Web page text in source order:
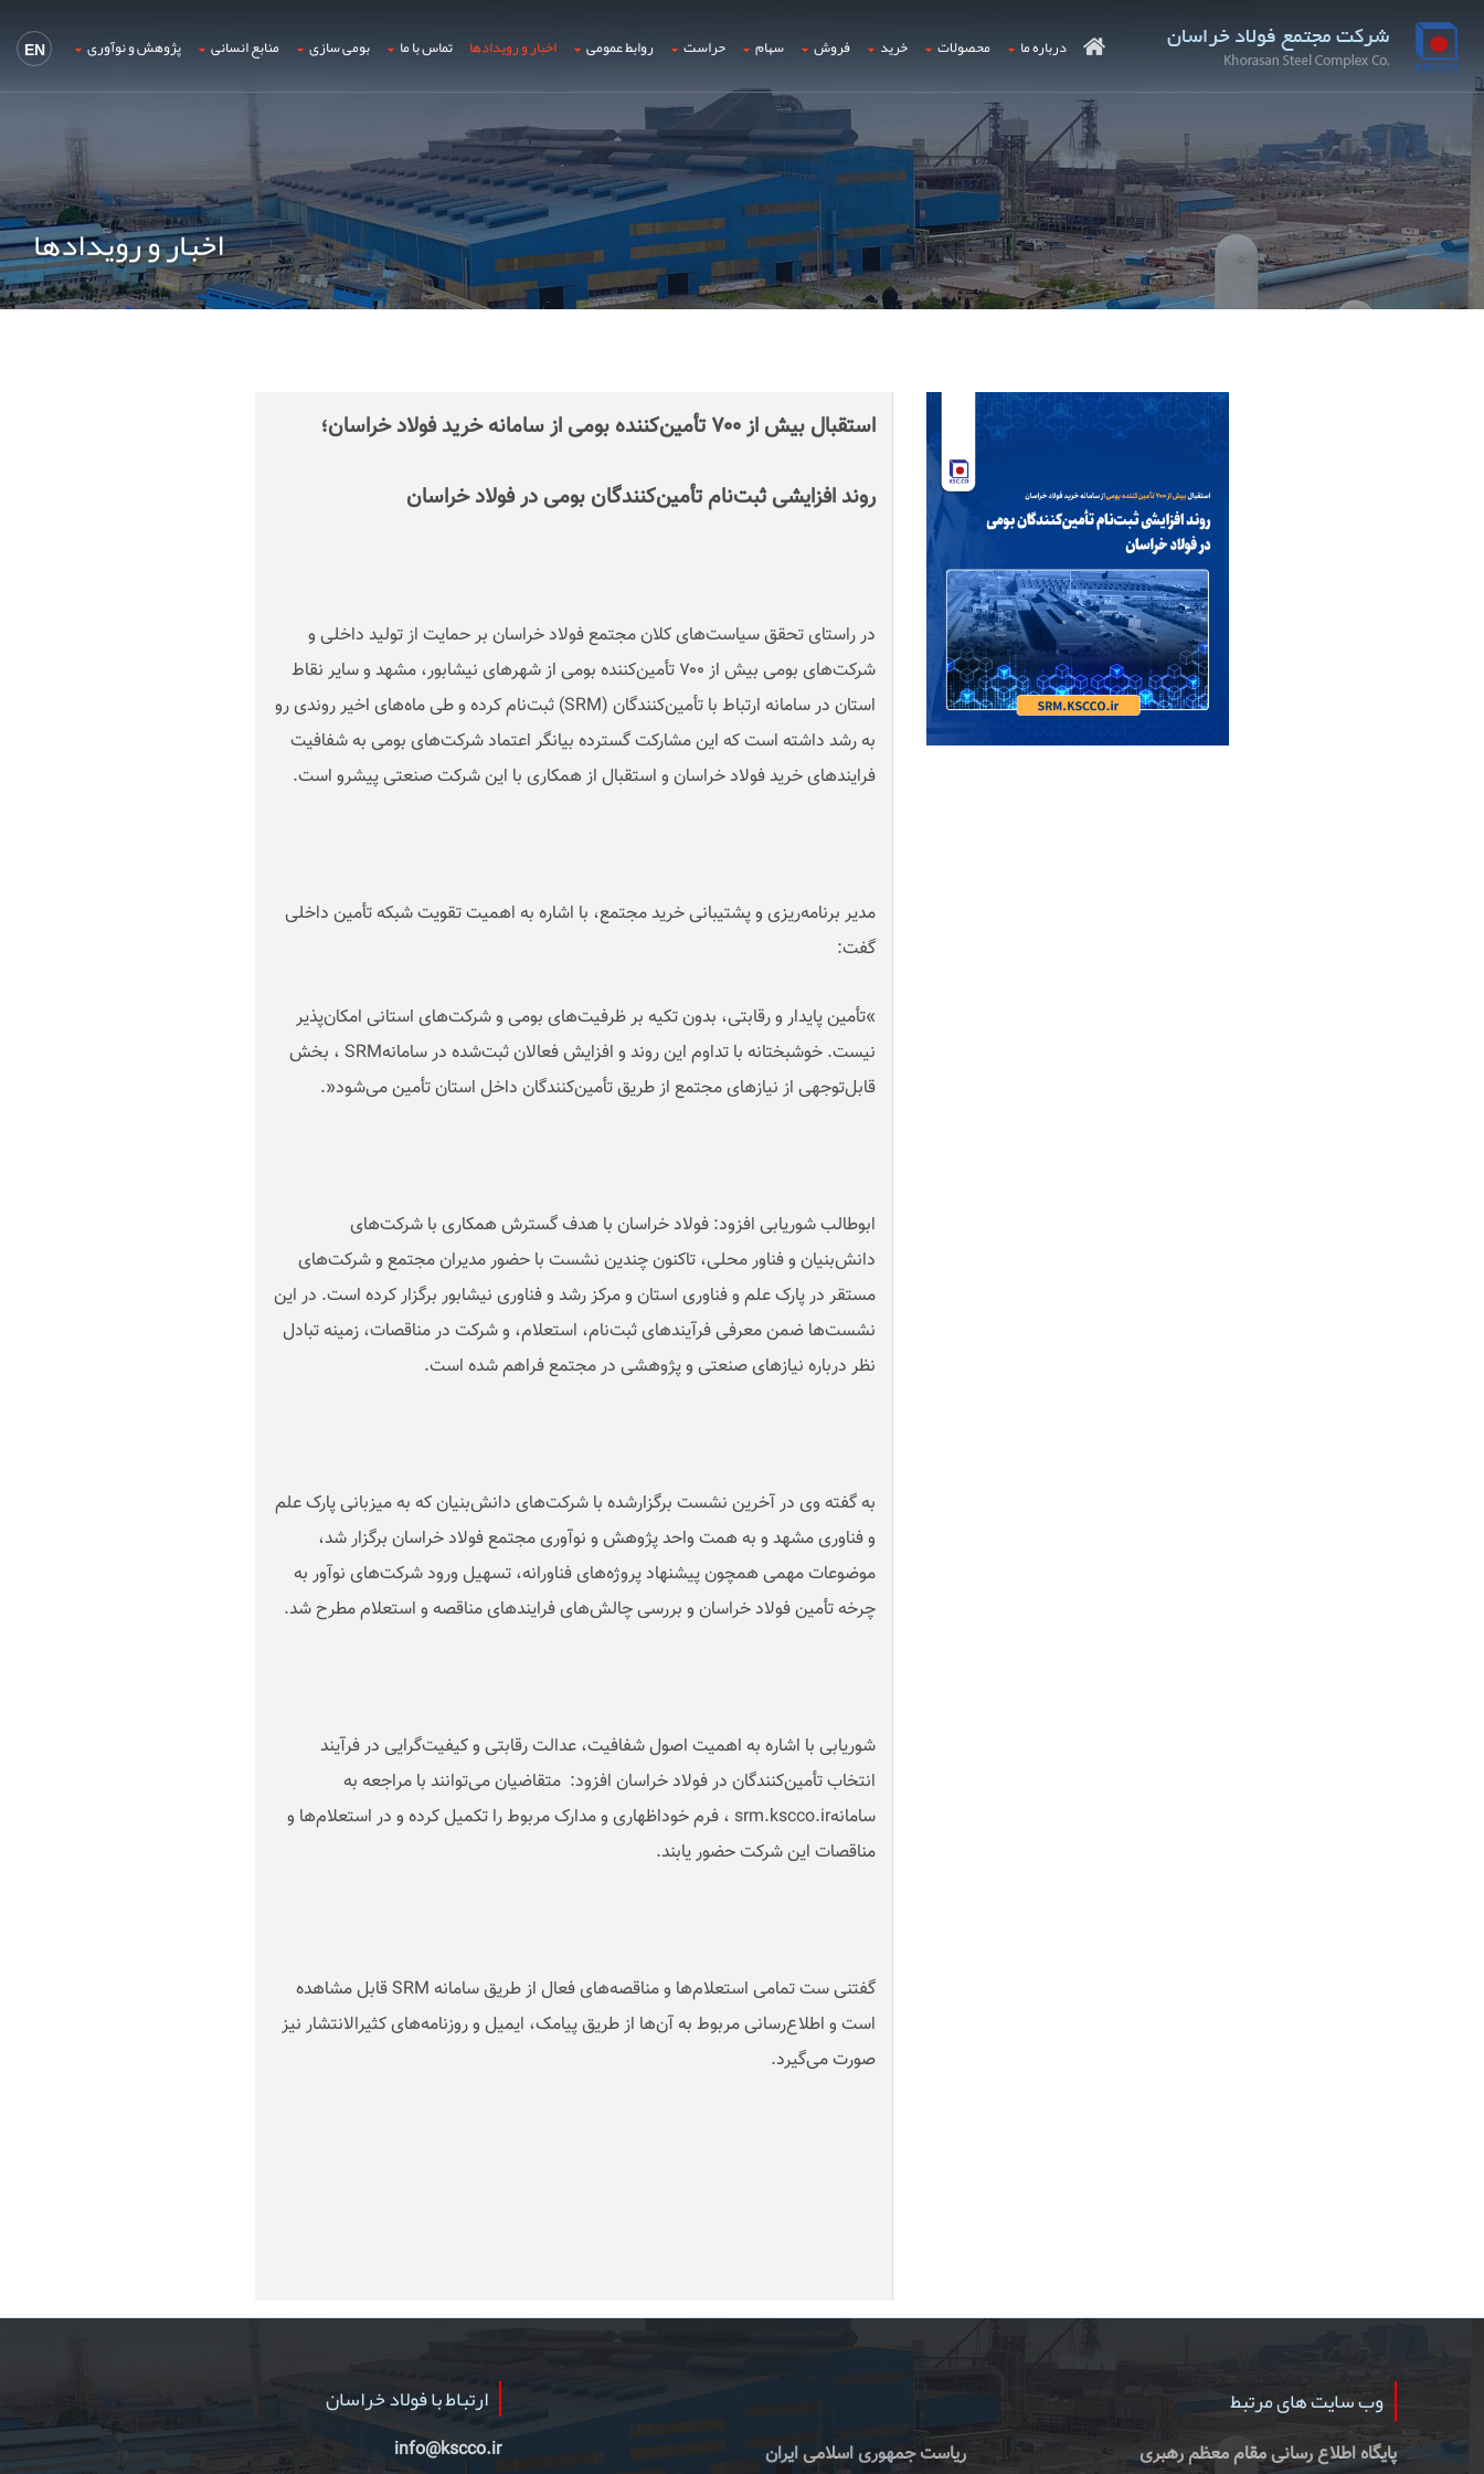
EN درباره ما محصولات خرید فروش سهام حراست روابط عمومی اخبار و رویدادها تماس با ما بومی سازی منابع انسانی پژوهش و نوآوری
اخبار و رویدادها
استقبال بیش از ۷۰۰ تأمین‌کننده بومی از سامانه خرید فولاد خراسان؛
روند افزایشی ثبت‌نام تأمین‌کنندگان بومی در فولاد خراسان
در راستای تحقق سیاست‌های کلان مجتمع فولاد خراسان بر حمایت از تولید داخلی و
شرکت‌های بومی بیش از ۷۰۰ تأمین‌کننده بومی از شهرهای نیشابور، مشهد و سایر نقاط
استان در سامانه ارتباط با تأمین‌کنندگان(SRM) ثبت‌نام کرده و طی ماه‌های اخیر روندی رو
به رشد داشته است که این مشارکت گسترده بیانگر اعتماد شرکت‌های بومی به شفافیت
فرایندهای خرید فولاد خراسان و استقبال از همکاری با این شرکت صنعتی پیشرو است.
مدیر برنامه‌ریزی و پشتیبانی خرید مجتمع، با اشاره به اهمیت تقویت شبکه تأمین داخلی
گفت:
«تأمین پایدار و رقابتی، بدون تکیه بر ظرفیت‌های بومی و شرکت‌های استانی امکان‌پذیر
نیست. خوشبختانه با تداوم این روند و افزایش فعالان ثبت‌شده در سامانهSRM ، بخش
قابل‌توجهی از نیازهای مجتمع از طریق تأمین‌کنندگان داخل استان تأمین می‌شود.»
ابوطالب شوریابی افزود: فولاد خراسان با هدف گسترش همکاری با شرکت‌های
دانش‌بنیان و فناور محلی، تاکنون چندین نشست با حضور مدیران مجتمع و شرکت‌های
مستقر در پارک علم و فناوری استان و مرکز رشد و فناوری نیشابور برگزار کرده است. در این
نشست‌ها ضمن معرفی فرآیندهای ثبت‌نام، استعلام، و شرکت در مناقصات، زمینه تبادل
نظر درباره نیازهای صنعتی و پژوهشی در مجتمع فراهم شده است.
به گفته وی در آخرین نشست برگزارشده با شرکت‌های دانش‌بنیان که به میزبانی پارک علم
و فناوری مشهد و به همت واحد پژوهش و نوآوری مجتمع فولاد خراسان برگزار شد،
موضوعات مهمی همچون پیشنهاد پروژه‌های فناورانه، تسهیل ورود شرکت‌های نوآور به
چرخه تأمین فولاد خراسان و بررسی چالش‌های فرایندهای مناقصه و استعلام مطرح شد.
شوریابی با اشاره به اهمیت اصول شفافیت، عدالت رقابتی و کیفیت‌گرایی در فرآیند
انتخاب تأمین‌کنندگان در فولاد خراسان افزود: متقاضیان می‌توانند با مراجعه به
سامانهsrm.kscco.ir ، فرم خوداظهاری و مدارک مربوط را تکمیل کرده و در استعلام‌ها و
مناقصات این شرکت حضور ‌یابند.
گفتنی ست تمامی استعلام‌ها و مناقصه‌های فعال از طریق سامانه SRMقابل مشاهده
است و اطلاع‌رسانی مربوط به آن‌ها از طریق پیامک، ایمیل و روزنامه‌های کثیرالانتشار نیز
صورت می‌گیرد.
ارتباط با فولاد خراسان
info@kscco.ir
وب سایت های مرتبط
پایگاه اطلاع رسانی مقام معظم رهبری ریاست جمهوری اسلامی ایران